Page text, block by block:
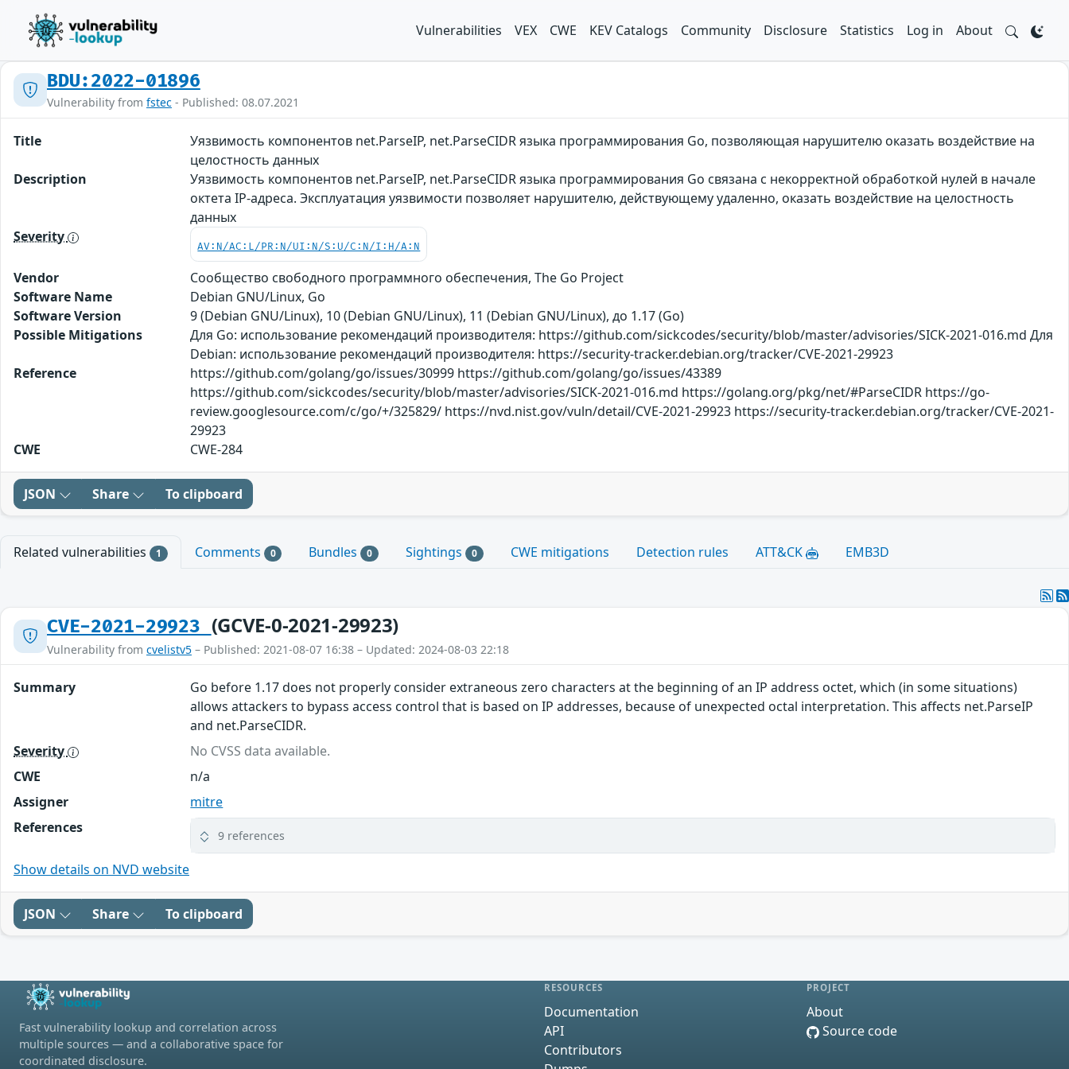
Vulnerabilities VEX CWE KEV Catalogs Community Disclosure Statistics Log in About
BDU:2022-01896
Vulnerability from fstec - Published: 08.07.2021
Title
Уязвимость компонентов net.ParseIP, net.ParseCIDR языка программирования Go, позволяющая нарушителю оказать воздействие на
целостность данных
Description
Уязвимость компонентов net.ParseIP, net.ParseCIDR языка программирования Go связана с некорректной обработкой нулей в начале
октета IP-адреса. Эксплуатация уязвимости позволяет нарушителю, действующему удаленно, оказать воздействие на целостность
данных
Severity
AV:N/AC:L/PR:N/UI:N/S:U/C:N/I:H/A:N
Vendor
Сообщество свободного программного обеспечения, The Go Project
Software Name
Debian GNU/Linux, Go
Software Version
9 (Debian GNU/Linux), 10 (Debian GNU/Linux), 11 (Debian GNU/Linux), до 1.17 (Go)
Possible Mitigations
Для Go: использование рекомендаций производителя: https://github.com/sickcodes/security/blob/master/advisories/SICK-2021-016.md Для
Debian: использование рекомендаций производителя: https://security-tracker.debian.org/tracker/CVE-2021-29923
Reference
https://github.com/golang/go/issues/30999 https://github.com/golang/go/issues/43389
https://github.com/sickcodes/security/blob/master/advisories/SICK-2021-016.md https://golang.org/pkg/net/#ParseCIDR https://go-
review.googlesource.com/c/go/+/325829/ https://nvd.nist.gov/vuln/detail/CVE-2021-29923 https://security-tracker.debian.org/tracker/CVE-2021-
29923
CWE
CWE-284
JSON Share To clipboard
Related vulnerabilities 1 Comments 0 Bundles 0 Sightings 0 CWE mitigations Detection rules ATT&CK EMB3D
CVE-2021-29923 (GCVE-0-2021-29923)
Vulnerability from cvelistv5 – Published: 2021-08-07 16:38 – Updated: 2024-08-03 22:18
Summary
Go before 1.17 does not properly consider extraneous zero characters at the beginning of an IP address octet, which (in some situations)
allows attackers to bypass access control that is based on IP addresses, because of unexpected octal interpretation. This affects net.ParseIP
and net.ParseCIDR.
Severity
No CVSS data available.
CWE
n/a
Assigner
mitre
References
9 references
Show details on NVD website
JSON Share To clipboard
Fast vulnerability lookup and correlation across
multiple sources — and a collaborative space for
coordinated disclosure.
RESOURCES
Documentation
API
Contributors
PROJECT
About
Source code